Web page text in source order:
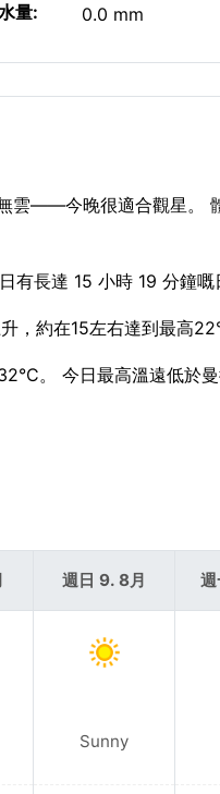
量: 0.0 mm
雲——今晚很適合觀星
長達 15 小時 19 分鐘
約在15左右達到最高
。 今日最高溫遠低於
週日 9. 8月
Sunny